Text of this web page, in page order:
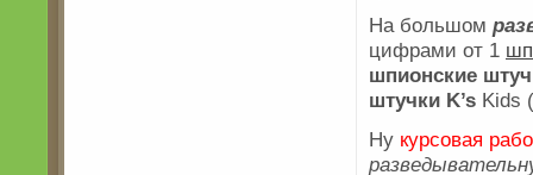
На большом
цифрами от 1
шпионские
штучки K’s Kids
Ну курсовая